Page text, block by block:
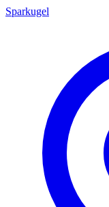
Sparkugel